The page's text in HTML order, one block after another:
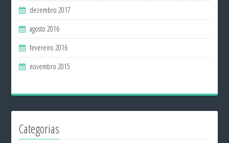
dezembro 2017
agosto 2016
fevereiro 2016
novembro 2015
Categorias